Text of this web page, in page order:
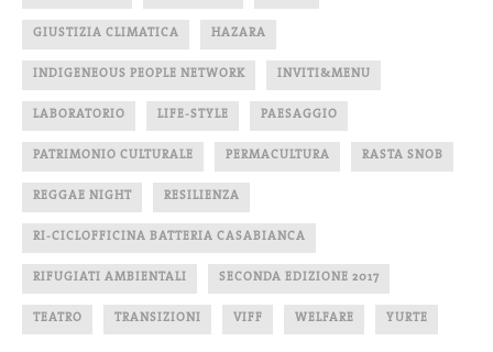
GIUSTIZIA CLIMATICA HAZARA
INDIGENEOUS PEOPLE NETWORK INVITI&MENU
LABORATORIO LIFE-STYLE PAESAGGIO
PATRIMONIO CULTURALE PERMACULTURA RASTA SNOB
REGGAE NIGHT RESILIENZA
RI-CICLOFFICINA BATTERIA CASABIANCA
RIFUGIATI AMBIENTALI SECONDA EDIZIONE 2017
TEATRO TRANSIZIONI VIFF WELFARE YURTE